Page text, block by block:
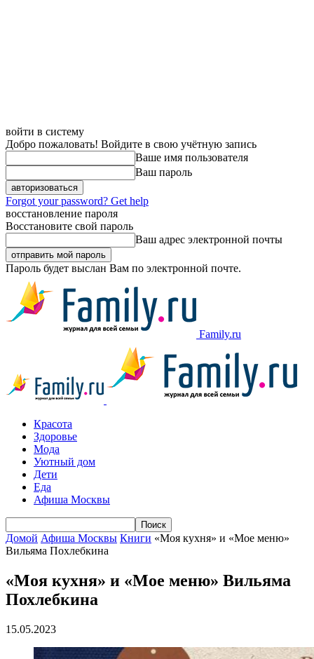
войти в систему
Добро пожаловать! Войдите в свою учётную запись
Ваше имя пользователя
Ваш пароль
Forgot your password? Get help
восстановление пароля
Восстановите свой пароль
Ваш адрес электронной почты
Пароль будет выслан Вам по электронной почте.
Family.ru
Красота
Здоровье
Мода
Уютный дом
Дети
Еда
Афиша Москвы
Домой Афиша Москвы Книги «Моя кухня» и «Мое меню»
Вильяма Похлебкина
«Моя кухня» и «Мое меню» Вильяма
Похлебкина
15.05.2023